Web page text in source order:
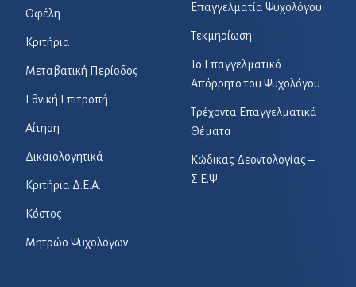
Επαγγελματία Ψυχολόγου
Τεκμηρίωση
Το Επαγγελματικό
Απόρρητο του Ψυχολόγου
Τρέχοντα Επαγγελματικά
Θέματα
Κώδικας Δεοντολογίας –
Σ.Ε.Ψ.
Οφέλη
Κριτήρια
Μεταβατική Περίοδος
Εθνική Επιτροπή
Αίτηση
Δικαιολογητικά
Κριτήρια Δ.Ε.Α.
Κόστος
Μητρώο Ψυχολόγων